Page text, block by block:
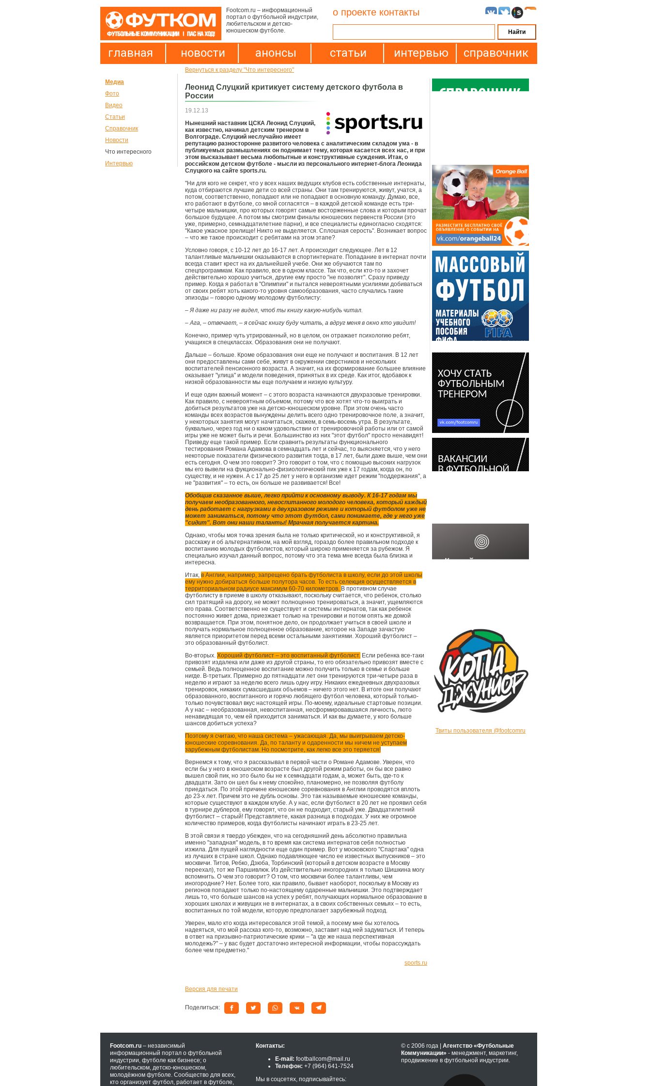
Footcom.ru – информационный
портал о футбольной индустрии,
любительском и детско-
юношеском футболе.
о проекте контакты
главная новости анонсы статьи интервью справочник
Медиа
Фото
Видео
Статьи
Справочник
Новости
Что интересного
Интервью
Вернуться к разделу "Что интересного"
Леонид Слуцкий критикует систему детского футбола в
России
19.12.13
Нынешний наставник ЦСКА Леонид Слуцкий,
как известно, начинал детским тренером в
Волгограде. Слуцкий неслучайно имеет
репутацию разносторонне развитого человека с аналитическим складом ума - в
публикуемых размышлениях он поднимает тему, которая касается всех нас, и при
этом высказывает весьма любопытные и конструктивные суждения. Итак, о
российском детском футболе - мысли из персонального интернет-блога Леонида
Слуцкого на сайте sports.ru.
"Ни для кого не секрет, что у всех наших ведущих клубов есть собственные интернаты,
куда отбираются лучшие дети со всей страны. Они там тренируются, живут, учатся, а
потом, соответственно, попадают или не попадают в основную команду. Думаю, все,
кто работают в футболе, со мной согласятся – в каждой детской команде есть три-
четыре мальчишки, про которых говорят самые восторженные слова и которым прочат
большое будущее. А потом мы смотрим финалы юношеских первенств России (это
уже, примерно, семнадцатилетние парни), и все специалисты единогласно сходятся:
"Какое ужасное зрелище! Никто не выделяется. Сплошная серость". Возникает вопрос
– что же такое происходит с ребятами на этом этапе?
Условно говоря, с 10-12 лет до 16-17 лет. А происходит следующее. Лет в 12
талантливые мальчишки оказываются в спортинтернате. Попадание в интернат почти
всегда ставит крест на их дальнейшей учебе. Они же обучаются там по
спецпрограммам. Как правило, все в одном классе. Так что, если кто-то и захочет
действительно хорошо учиться, другие ему просто "не позволят". Сразу приведу
пример. Когда я работал в "Олимпии" и пытался невероятными усилиями добиваться
от своих ребят хоть какого-то уровня самообразования, часто случались такие
эпизоды – говорю одному молодому футболисту:
– Я даже ни разу не видел, чтоб ты книгу какую-нибудь читал.
– Ага, – отвечает, – я сейчас книгу буду читать, а вдруг меня в окно кто увидит!
Конечно, пример чуть утрированный, но в целом, он отражает психологию ребят,
учащихся в спецклассах. Образования они не получают.
Дальше – больше. Кроме образования они еще не получают и воспитания. В 12 лет
они предоставлены сами себе, живут в окружении сверстников и нескольких
воспитателей пенсионного возраста. А значит, на их формирование большее влияние
оказывает "улица" и модели поведения, принятых в их среде. Как итог, вдобавок к
низкой образованности мы еще получаем и низкую культуру.
И еще один важный момент – с этого возраста начинаются двухразовые тренировки.
Как правило, с невероятным объемом, потому что все хотят что-то выиграть и
добиться результатов уже на детско-юношеском уровне. При этом очень часто
команды всех возрастов вынуждены делить всего одно тренировочное поле, а значит,
у некоторых занятия могут начитаться, скажем, в семь-восемь утра. В результате,
буквально, через год ни о каком удовольствии от тренировочной работы или от самой
игры уже не может быть и речи. Большинство из них "этот футбол" просто ненавидят!
Приведу еще такой пример. Если сравнить результаты функционального
тестирования Романа Адамова в семнадцать лет и сейчас, то выясняется, что у него
некоторые показатели физического развития тогда, в 17 лет, были даже выше, чем они
есть сегодня. О чем это говорит? Это говорит о том, что с помощью высоких нагрузок
мы его вывели на фукционально-физиологический пик уже к 17 годам, когда он, по
существу, и не нужен. А с 17 до 25 лет у него в организме идет режим "поддержания", а
не "развития" – то есть, он больше не развивается! Все!
Обобщив сказанное выше, легко прийти к основному выводу. К 16-17 годам мы
получаем необразованного, невоспитанного молодого человека, который каждый
день работает с нагрузками в двухразовом режиме и который футболом уже не
может заниматься, потому что этот футбол, сами понимаете, где у него уже
"сидит". Вот они наши таланты! Мрачная получается картина.
Однако, чтобы моя точка зрения была не только критической, но и конструктивной, я
расскажу и об альтернативном, на мой взгляд, гораздо более правильном подходе к
воспитанию молодых футболистов, который широко применяется за рубежом. Я
специально изучал данный вопрос, потому что эта тема мне всегда была близка и
интересна.
Итак, в Англии, например, запрещено брать футболиста в школу, если до этой школы
ему нужно добираться больше полутора часов. То есть селекция осуществляется в
территориальном радиусе максимум 60-70 километров. В противном случае
футболисту в приеме в школу отказывают, поскольку считается, что ребенок, столько
сил тратящий на дорогу, не может полноценно тренироваться, а значит, ущемляются
его права. Соответственно не существует и системы интернатов, так как ребенок
постоянно живет дома, приезжает только на тренировки и потом опять же домой
возвращается. При этом, понятное дело, он продолжает учиться в своей школе и
получать нормальное полноценное образование, которое на Западе зачастую
является приоритетом перед всеми остальными занятиями. Хороший футболист –
это образованный футболист.
Во-вторых. Хороший футболист – это воспитанный футболист. Если ребенка все-таки
привозят издалека или даже из другой страны, то его обязательно привозят вместе с
семьей. Ведь полноценное воспитание можно получить только в семье и больше
нигде. В-третьих. Примерно до пятнадцати лет они тренируются три-четыре раза в
неделю и играют за неделю всего лишь одну игру. Никаких ежедневных двухразовых
тренировок, никаких сумасшедших объемов – ничего этого нет. В итоге они получают
образованного, воспитанного и горячо любящего футбол человека, который только-
только почувствовал вкус настоящей игры. По-моему, идеальные стартовые позиции.
А у нас – необразованная, невоспитанная, несформировавшаяся личность, люто
ненавидящая то, чем ей приходится заниматься. И как вы думаете, у кого больше
шансов добиться успеха?
Поэтому я считаю, что наша система – ужасающая. Да, мы выигрываем детско-
юношеские соревнования. Да, по таланту и одаренности мы ничем не уступаем
зарубежным футболистам. Но посмотрите, как легко все это теряется!
Вернемся к тому, что я рассказывал в первой части о Романе Адамове. Уверен, что
если бы у него в юношеском возрасте был другой режим работы, он бы все равно
вышел свой пик, но это было бы не к семнадцати годам, а, может быть, где-то к
двадцати. Зато он шел бы к нему спокойно, планомерно, не позволяя футболу
приедаться. По этой причине юношеские соревнования в Англии проводятся вплоть
до 23-х лет. Причем это не дубль основы. Это так называемые юношеские команды,
которые существуют в каждом клубе. А у нас, если футболист в 20 лет не проявил себя
в турнире дублеров, ему говорят, что он не подходит, старый уже. Двадцатилетний
футболист – старый! Представляете, какая разница в подходах. У них же огромное
количество примеров, когда футболисты начинают играть в 23-25 лет.
В этой связи я твердо убежден, что на сегодняшний день абсолютно правильна
именно "западная" модель, в то время как система интернатов себя полностью
изжила. Для пущей наглядности еще один пример. Вот у московского "Спартака" одна
из лучших в стране школ. Однако подавляющее число ее известных выпускников – это
москвичи. Титов, Ребко, Дзюба, Торбинский (который в детском возрасте в Москву
переехал), тот же Паршивлюк. Из действительно иногородних я только Шишкина могу
вспомнить. О чем это говорит? О том, что москвичи более талантливы, чем
иногородние? Нет. Более того, как правило, бывает наоборот, поскольку в Москву из
регионов попадают только по-настоящему одаренные мальчишки. Это подтверждает
лишь то, что больше шансов на успех у ребят, получающих нормальное образование в
хороших школах и живущих не в интернатах, а в своих собственных семьях – то есть,
воспитанных по той модели, которую предполагает зарубежный подход.
Уверен, мало кто когда интересовался этой темой, а посему мне бы хотелось
надеяться, что мой рассказ кого-то, возможно, заставит над ней задуматься. И теперь
в ответ на призывно-патриотические крики – "а где же наша перспективная
молодежь?" – у вас будет достаточно интересной информации, чтобы порассуждать
более чем предметно."
sports.ru
Версия для печати
Поделиться:
Твиты пользователя @footcomru
Footcom.ru – независимый
информационный портал о футбольной
индустрии, футболе как бизнесе; о
любительском, детско-юношеском,
молодёжном футболе. Сообщество для всех,
кто организует футбол, работает в футболе,
Контакты:
E-mail: footballcom@mail.ru
Телефон: +7 (964) 641-7524
Мы в соцсетях, подписывайтесь:
© с 2006 года |Агентство «Футбольные
Коммуникации» - менеджмент, маркетинг,
продвижение в футбольной индустрии.